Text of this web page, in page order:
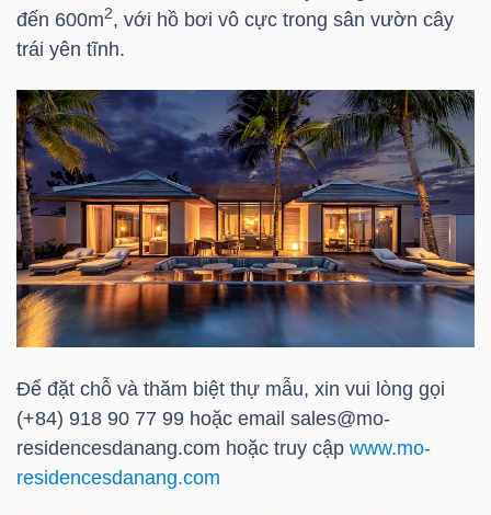
đến 600m2, với hồ bơi vô cực trong sân vườn cây
trái yên tĩnh.
Để đặt chỗ và thăm biệt thự mẫu, xin vui lòng gọi
(+84) 918 90 77 99 hoặc email sales@mo-
residencesdanang.com hoặc truy cập www.mo-
residencesdanang.com
TIÊU
DÙNG
THIẾT
YẾU
SÓC
SỨC